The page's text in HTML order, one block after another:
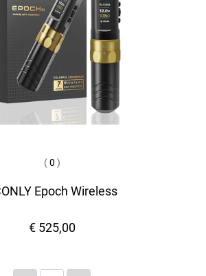
(0 )
Epoch Wireless
€ 525,00